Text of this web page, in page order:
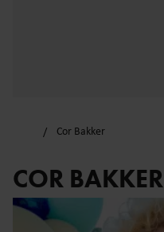
Cor Bakker
COR BAKKER